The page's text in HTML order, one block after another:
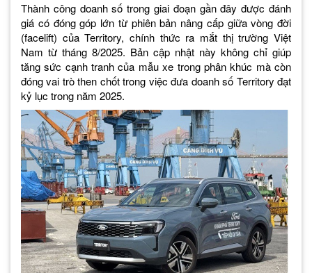
Thành công doanh số trong giai đoạn gần đây được đánh
giá có đóng góp lớn từ phiên bản nâng cấp giữa vòng đời
(facelift) của Territory, chính thức ra mắt thị trường Việt
Nam từ tháng 8/2025. Bản cập nhật này không chỉ giúp
tăng sức cạnh tranh của mẫu xe trong phân khúc mà còn
đóng vai trò then chốt trong việc đưa doanh số Territory đạt
kỷ lục trong năm 2025.